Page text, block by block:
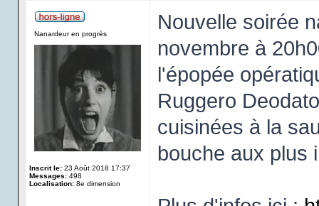
Nanardeur en progrès
Inscrit le: 23 Août 2018 17:37
Messages: 498
Localisation: 8e dimension
Nouvelle soirée
novembre à
l'épopée
Ruggero
cuisinées à la
bouche aux plus